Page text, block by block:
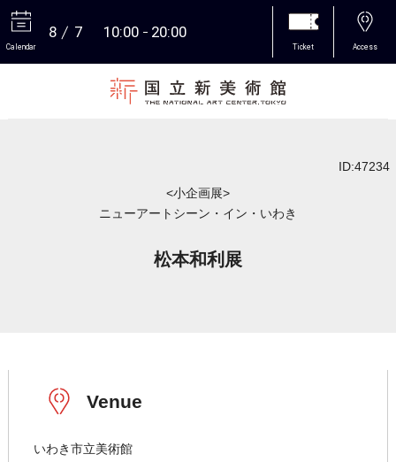
Calendar
8 7 10:00 20:00
Ticket Access
ID:47234
<小企画展>
ニューアートシーン・イン・いわき
松本和利展
Venue
いわき市立美術館